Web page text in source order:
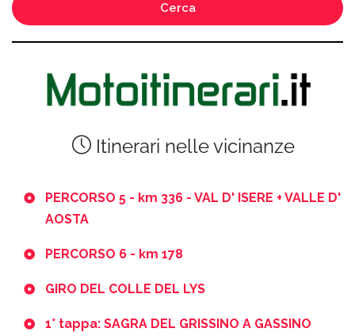
Cerca
Itinerari nelle vicinanze
PERCORSO 5 - km 336 - VAL D' ISERE + VALLE D'
AOSTA
PERCORSO 6 - km 178
GIRO DEL COLLE DEL LYS
1° tappa: SAGRA DEL GRISSINO A GASSINO